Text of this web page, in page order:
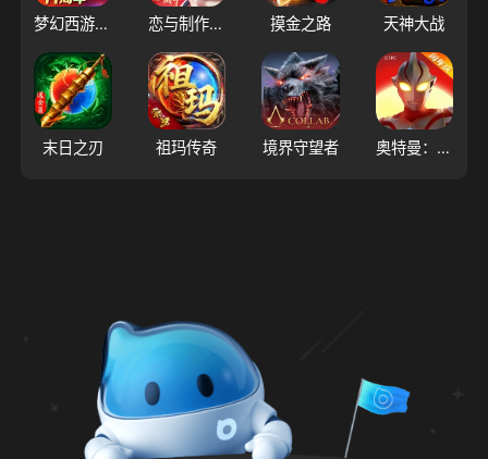
梦幻西游（大陆服） 恋与制作人（大陆服） 摸金之路 天神大战
末日之刃 祖玛传奇 境界守望者 奥特曼：超时空英雄